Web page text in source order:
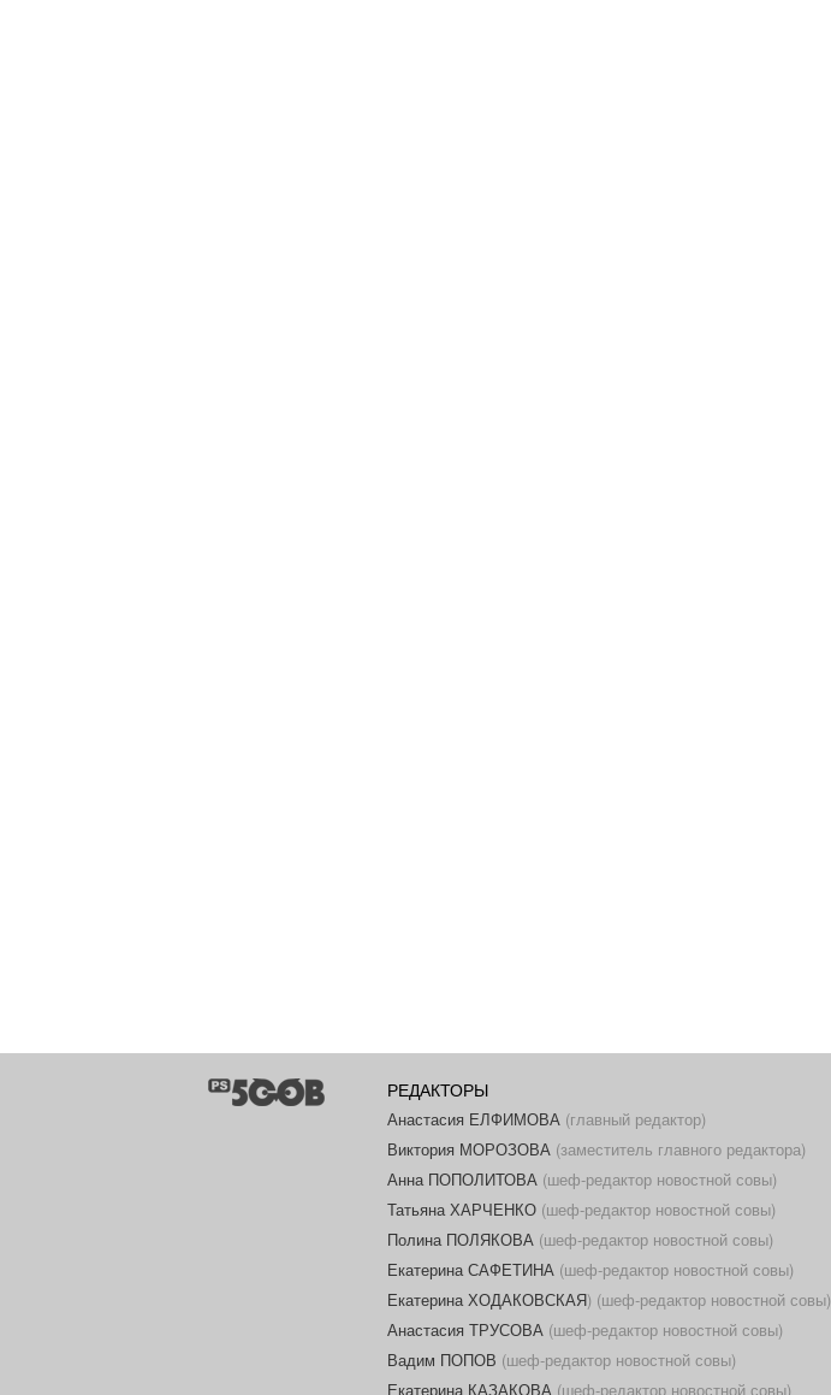
РЕДАКТОРЫ
Анастасия ЕЛФИМОВА (главный редактор)
Виктория МОРОЗОВА (заместитель главного редактора)
Анна ПОПОЛИТОВА (шеф-редактор новостной совы)
Татьяна ХАРЧЕНКО (шеф-редактор новостной совы)
Полина ПОЛЯКОВА (шеф-редактор новостной совы)
Екатерина САФЕТИНА (шеф-редактор новостной совы)
Екатерина ХОДАКОВСКАЯ) (шеф-редактор новостной совы)
Анастасия ТРУСОВА (шеф-редактор новостной совы)
Вадим ПОПОВ (шеф-редактор новостной совы)
Екатерина КАЗАКОВА (шеф-редактор новостной совы)